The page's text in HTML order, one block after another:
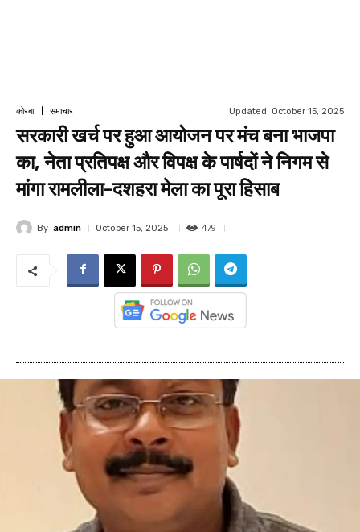
कोरबा समाचार Updated: October 15, 2025
सरकारी खर्च पर हुआ आयोजन पर मंच बना भाजपा
का, नेता प्रतिपक्ष और विपक्ष के पार्षदों ने निगम से
मांगा रामलीला-दशहरा मेला का पूरा हिसाब
By admin October 15, 2025 479